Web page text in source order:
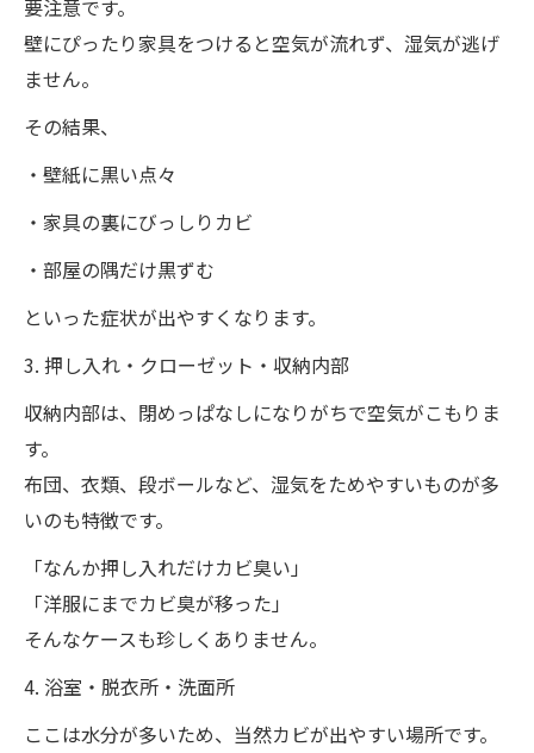
要注意です。
壁にぴったり家具をつけると空気が流れず、湿気が逃げ
ません。
その結果、
・壁紙に黒い点々
・家具の裏にびっしりカビ
・部屋の隅だけ黒ずむ
といった症状が出やすくなります。
3. 押し入れ・クローゼット・収納内部
収納内部は、閉めっぱなしになりがちで空気がこもりま
す。
布団、衣類、段ボールなど、湿気をためやすいものが多
いのも特徴です。
「なんか押し入れだけカビ臭い」
「洋服にまでカビ臭が移った」
そんなケースも珍しくありません。
4. 浴室・脱衣所・洗面所
ここは水分が多いため、当然カビが出やすい場所です。